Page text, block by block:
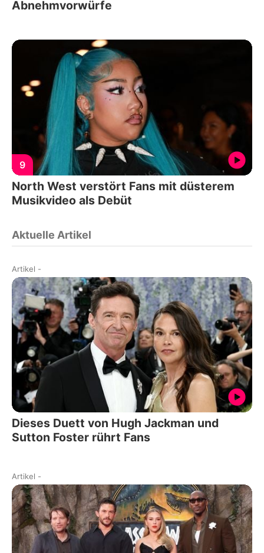
Abnehmvorwürfe
9
North West verstört Fans mit düsterem
Musikvideo als Debüt
Aktuelle Artikel
Artikel -
Dieses Duett von Hugh Jackman und
Sutton Foster rührt Fans
Artikel -